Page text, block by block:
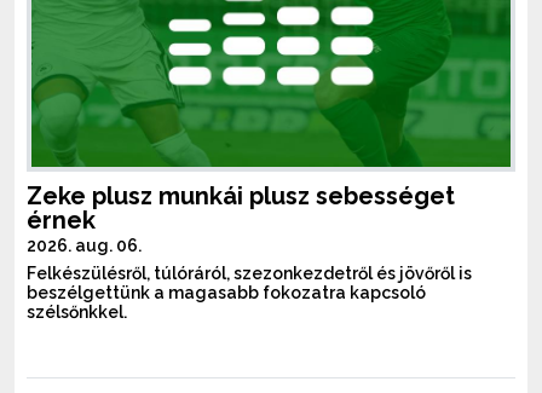
Zeke plusz munkái plusz sebességet
érnek
2026. aug. 06.
Felkészülésről, túlóráról, szezonkezdetről és jövőről is
beszélgettünk a magasabb fokozatra kapcsoló
szélsőnkkel.